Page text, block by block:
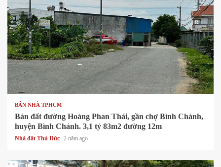
1 min read
BÁN NHÀ TPHCM
Bán đất đường Hoàng Phan Thái, gần chợ Bình Chánh,
huyện Bình Chánh. 3,1 tỷ 83m2 đường 12m
Nhà đất Thủ Đức 2 năm ago